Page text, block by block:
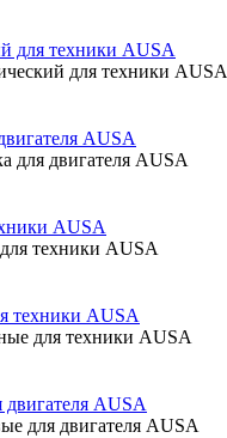
для техники AUSA
для техники AUSA
AUSA
для двигателя AUSA
AUSA
техники AUSA
техники AUSA
для техники AUSA
AUSA
для двигателя AUSA